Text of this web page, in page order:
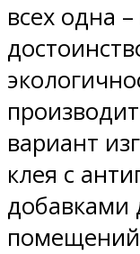
всех одна
вариант
клея с
добавками